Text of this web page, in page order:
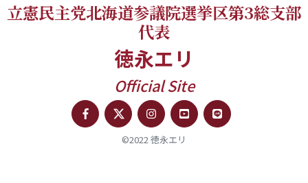
立憲民主党北海道参議院選挙区第3総支部
代表
徳永エリ
Official Site
©2022 徳永エリ